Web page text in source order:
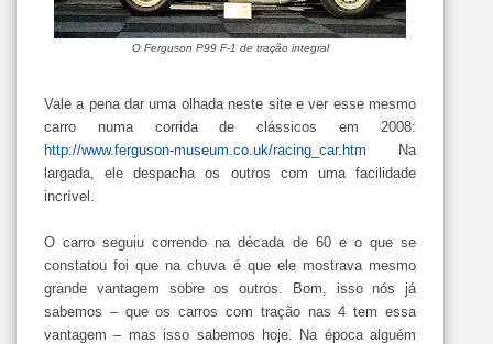
O Ferguson P99 F-1 de tração integral
Vale a pena dar uma olhada neste site e ver esse mesmo
carro numa corrida de clássicos em 2008:
http://www.ferguson-museum.co.uk/racing_car.htm Na
largada, ele despacha os outros com uma facilidade
incrível.
O carro seguiu correndo na década de 60 e o que se
constatou foi que na chuva é que ele mostrava mesmo
grande vantagem sobre os outros. Bom, isso nós já
sabemos – que os carros com tração nas 4 tem essa
vantagem – mas isso sabemos hoje. Na época alguém